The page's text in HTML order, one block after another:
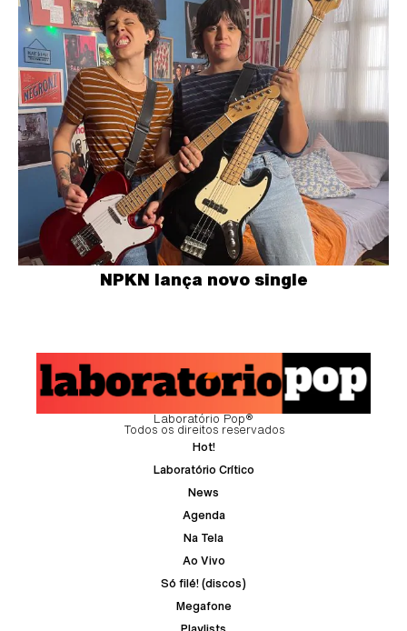
NPKN lança novo single
Laboratório Pop®
Todos os direitos reservados
Hot!
Laboratório Crítico
News
Agenda
Na Tela
Ao Vivo
Só filé! (discos)
Megafone